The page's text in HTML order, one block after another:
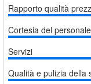
Rapporto qualità
Cortesia del personale
Servizi
Qualità e pulizia della